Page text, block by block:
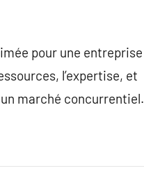
pour une entreprise
l’expertise, et
marché concurrentiel.